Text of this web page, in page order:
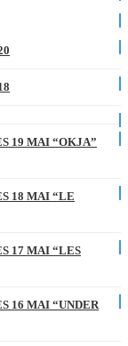
19 MAI “OKJA”
18 MAI “LE
17 MAI “LES
16 MAI “UNDER